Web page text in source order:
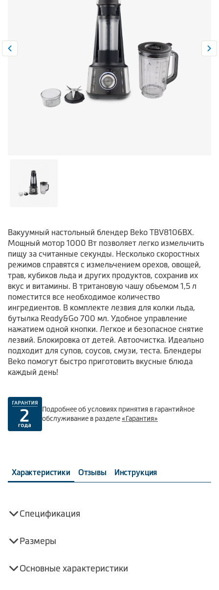
Климатическая техника
Сравнить 0
Вакуумный настольный блендер Beko TBV8106BX.
Мощный мотор 1000 Вт позволяет легко измельчить
пищу за считанные секунды. Несколько скоростных
режимов справятся с измельчением орехов, овощей,
трав, кубиков льда и других продуктов, сохранив их
вкус и витамины. В тритановую чашу объемом 1,5 л
поместится все необходимое количество
ингредиентов. В комплекте лезвия для колки льда,
бутылка Ready&Go 700 мл. Удобное управление
нажатием одной кнопки. Легкое и безопасное снятие
лезвий. Блокировка от детей. Автоочистка. Идеально
подходит для супов, соусов, смузи, теста. Блендеры
Beko помогут быстро приготовить вкусные блюда
каждый день!
Подробнее об условиях принятия в гарантийное
обслуживание в разделе«Гарантия»
Характеристики Отзывы Инструкция
Спецификация
Размеры
Основные характеристики